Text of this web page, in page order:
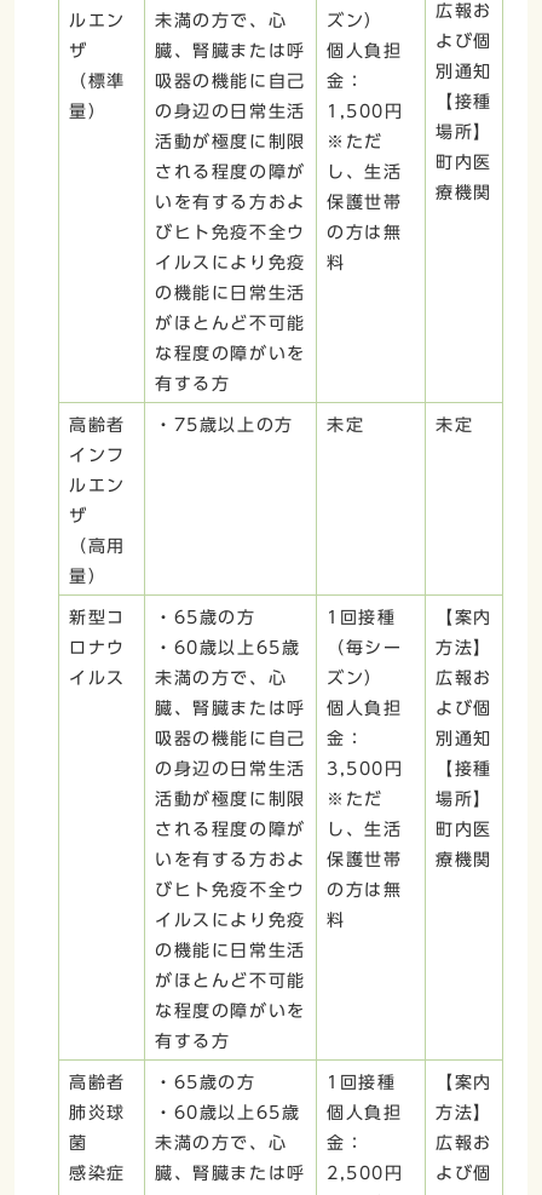
ルエン
ザ
（標準
量）
未満の方で、心
臓、腎臓または呼
吸器の機能に自己
の身辺の日常生活
活動が極度に制限
される程度の障が
いを有する方およ
びヒト免疫不全ウ
イルスにより免疫
の機能に日常生活
がほとんど不可能
な程度の障がいを
有する方
ズン）
個人負担
金：
1,500円
※ただ
し、生活
保護世帯
の方は無
料
広報お
よび個
別通知
【接種
場所】
町内医
療機関
高齢者
インフ
ルエン
ザ
（高用
量）
・75歳以上の方 未定 未定
新型コ
ロナウ
イルス
・65歳の方
・60歳以上65歳
未満の方で、心
臓、腎臓または呼
吸器の機能に自己
の身辺の日常生活
活動が極度に制限
される程度の障が
いを有する方およ
びヒト免疫不全ウ
イルスにより免疫
の機能に日常生活
がほとんど不可能
な程度の障がいを
有する方
1回接種
（毎シー
ズン）
個人負担
金：
3,500円
※ただ
し、生活
保護世帯
の方は無
料
【案内
方法】
広報お
よび個
別通知
【接種
場所】
町内医
療機関
高齢者
肺炎球
菌
感染症
・65歳の方
・60歳以上65歳
未満の方で、心
臓、腎臓または呼
1回接種
個人負担
金：
2,500円
【案内
方法】
広報お
よび個